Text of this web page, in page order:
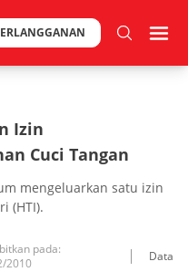
Izin
Cuci Tangan
mengeluarkan satu izin
(HTI).
pada:
2010
Data